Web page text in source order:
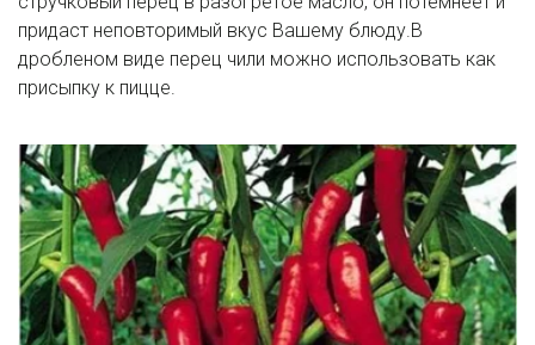
придаст неповторимый вкус Вашему блюду.В
дробленом виде перец чили можно использовать как
присыпку к пицце.